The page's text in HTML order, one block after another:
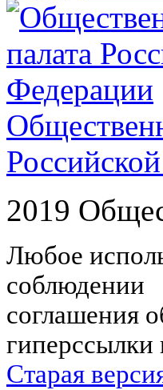
2019
Любое
соблюдении
соглашения
гиперссылки
Старая